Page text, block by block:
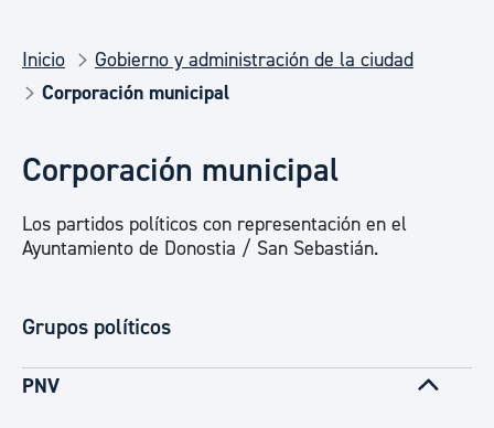
Inicio
Gobierno y administración de la ciudad
Corporación municipal
Corporación municipal
Los partidos políticos con representación en el
Ayuntamiento de Donostia / San Sebastián.
Grupos políticos
PNV